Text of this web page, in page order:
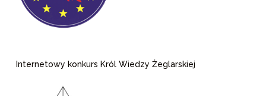
Internetowy konkurs Król Wiedzy Żeglarskiej